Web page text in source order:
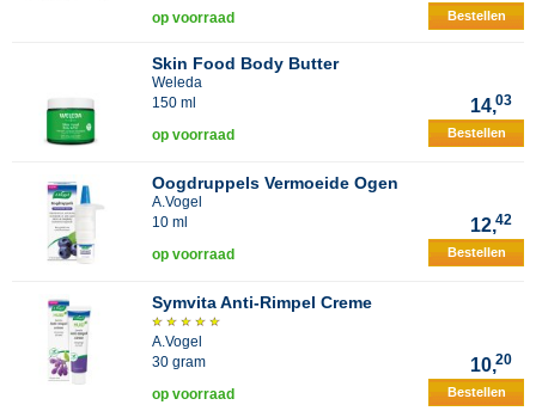
op voorraad Bestellen
Skin Food Body Butter
Weleda
150 ml
14,03
op voorraad Bestellen
Oogdruppels Vermoeide Ogen
A.Vogel
10 ml
12,42
op voorraad Bestellen
Symvita Anti-Rimpel Creme
A.Vogel
30 gram
10,20
op voorraad Bestellen